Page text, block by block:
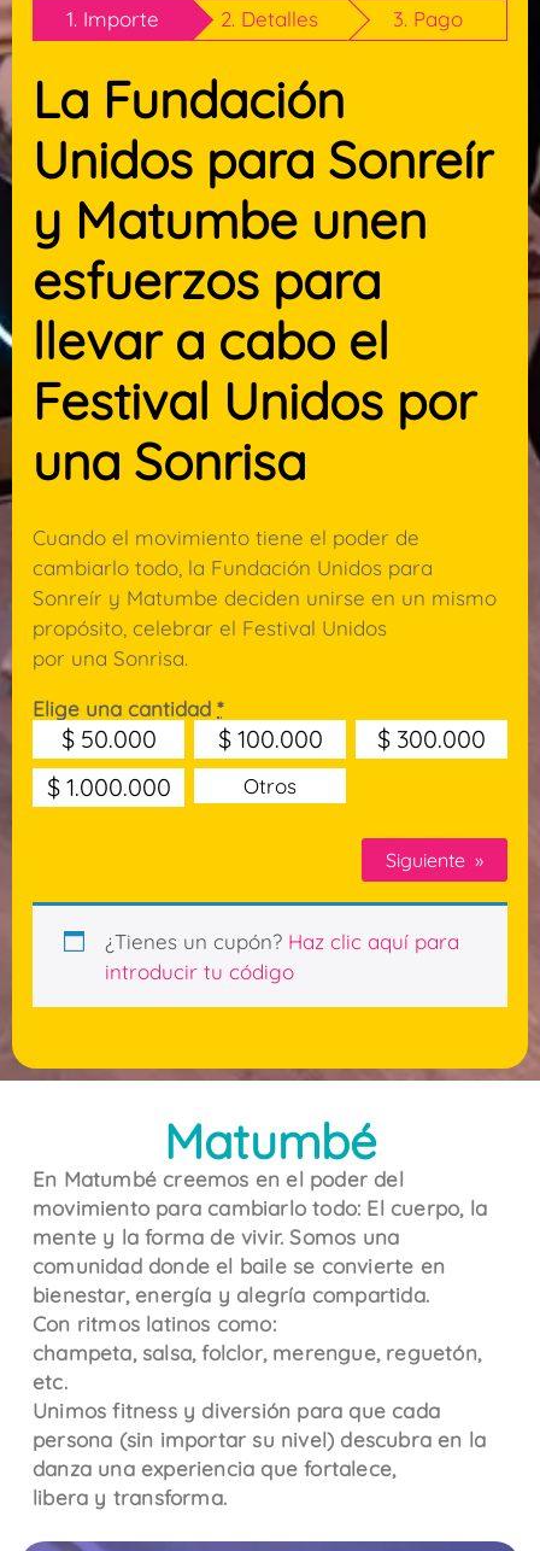
1. Importe 2. Detalles 3. Pago
La Fundación
Unidos para Sonreír
y Matumbe unen
esfuerzos para
llevar a cabo el
Festival Unidos por
una Sonrisa
Cuando el movimiento tiene el poder de
cambiarlo todo, la Fundación Unidos para
Sonreír y Matumbe deciden unirse en un mismo
propósito, celebrar el Festival Unidos
por una Sonrisa.
Elige una cantidad *
$50.000 $100.000 $ 300.000
$1.000.000 Otros
»
¿Tienes un cupón? Haz clic aquí para
introducir tu código
Matumbé
En Matumbé creemos en el poder del
movimiento para cambiarlo todo: El cuerpo, la
mente y la forma de vivir. Somos una
comunidad donde el baile se convierte en
bienestar, energía y alegría compartida.
Con ritmos latinos como:
champeta, salsa, folclor, merengue, reguetón,
etc.
Unimos fitness y diversión para que cada
persona (sin importar su nivel) descubra en la
danza una experiencia que fortalece,
libera y transforma.